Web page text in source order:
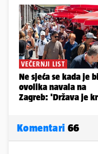
Komentari 66